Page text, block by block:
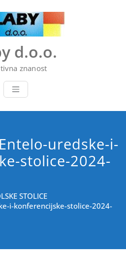
d.o.o.
znanost
uredske-i-
stolice-2024-
STOLICE
i-konferencijske-stolice-2024-